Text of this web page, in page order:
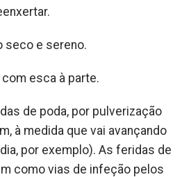
seco e sereno.
esca à parte.
de poda, por pulverização
à medida que vai avançando
por exemplo). As feridas de
como vias de infeção pelos